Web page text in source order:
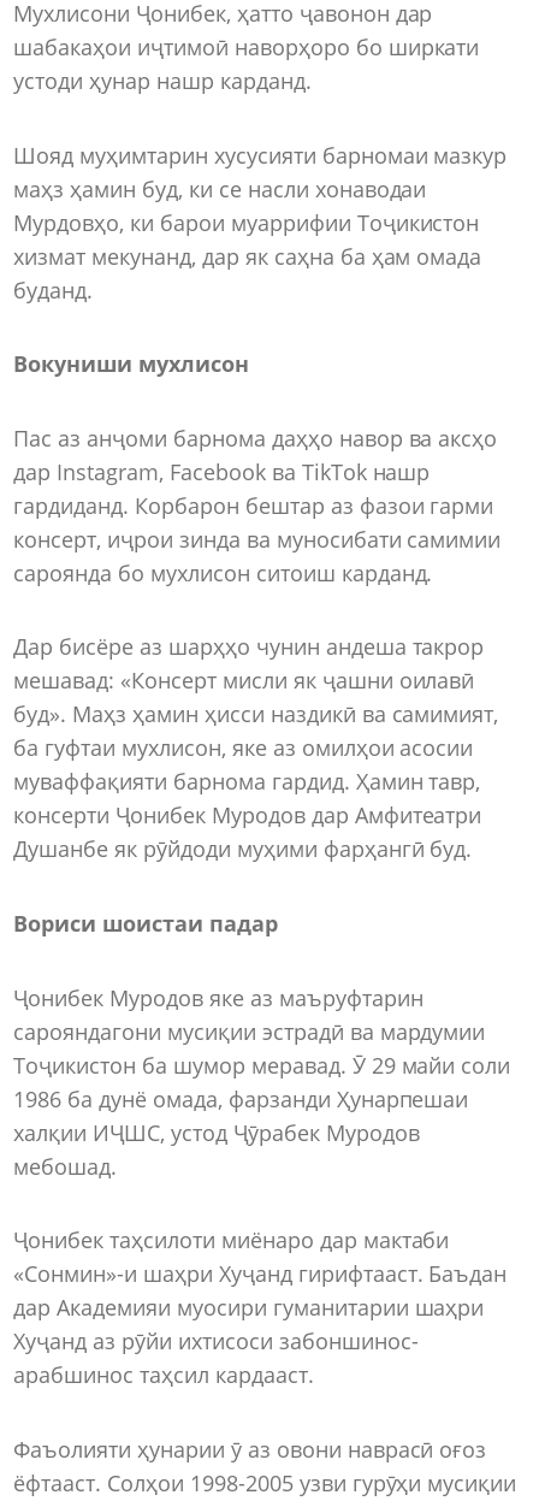
Мухлисони Ҷонибек, ҳатто ҷавонон дар
шабакаҳои иҷтимоӣ наворҳоро бо ширкати
устоди ҳунар нашр карданд.
Шояд муҳимтарин хусусияти барномаи мазкур
маҳз ҳамин буд, ки се насли хонаводаи
Мурдовҳо, ки барои муаррифии Тоҷикистон
хизмат мекунанд, дар як саҳна ба ҳам омада
буданд.
Вокуниши мухлисон
Пас аз анҷоми барнома даҳҳо навор ва аксҳо
дар Instagram, Facebook ва TikTok нашр
гардиданд. Корбарон бештар аз фазои гарми
консерт, иҷрои зинда ва муносибати самимии
сароянда бо мухлисон ситоиш карданд.
Дар бисёре аз шарҳҳо чунин андеша такрор
мешавад: «Консерт мисли як ҷашни оилавӣ
буд». Маҳз ҳамин ҳисси наздикӣ ва самимият,
ба гуфтаи мухлисон, яке аз омилҳои асосии
муваффақияти барнома гардид. Ҳамин тавр,
консерти Ҷонибек Муродов дар Амфитеатри
Душанбе як рӯйдоди муҳими фарҳангӣ буд.
Вориси шоистаи падар
Ҷонибек Муродов яке аз маъруфтарин
сарояндагони мусиқии эстрадӣ ва мардумии
Тоҷикистон ба шумор меравад. Ӯ 29 майи соли
1986 ба дунё омада, фарзанди Ҳунарпешаи
халқии ИҶШС, устод Ҷӯрабек Муродов
мебошад.
Ҷонибек таҳсилоти миёнаро дар мактаби
«Сонмин»-и шаҳри Хуҷанд гирифтааст. Баъдан
дар Академияи муосири гуманитарии шаҳри
Хуҷанд аз рӯйи ихтисоси забоншинос-
арабшинос таҳсил кардааст.
Фаъолияти ҳунарии ӯ аз овони наврасӣ оғоз
ёфтааст. Солҳои 1998-2005 узви гурӯҳи мусиқии